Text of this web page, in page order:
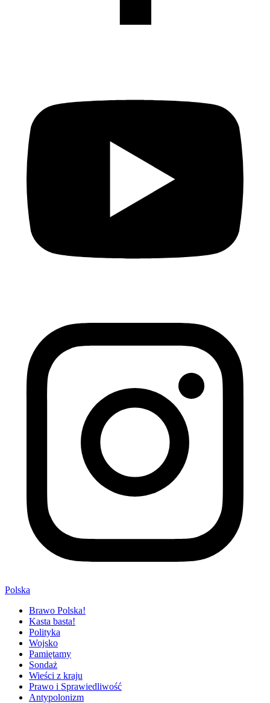
Polska
Brawo Polska!
Kasta basta!
Polityka
Wojsko
Pamiętamy
Sondaż
Wieści z kraju
Prawo i Sprawiedliwość
Antypolonizm